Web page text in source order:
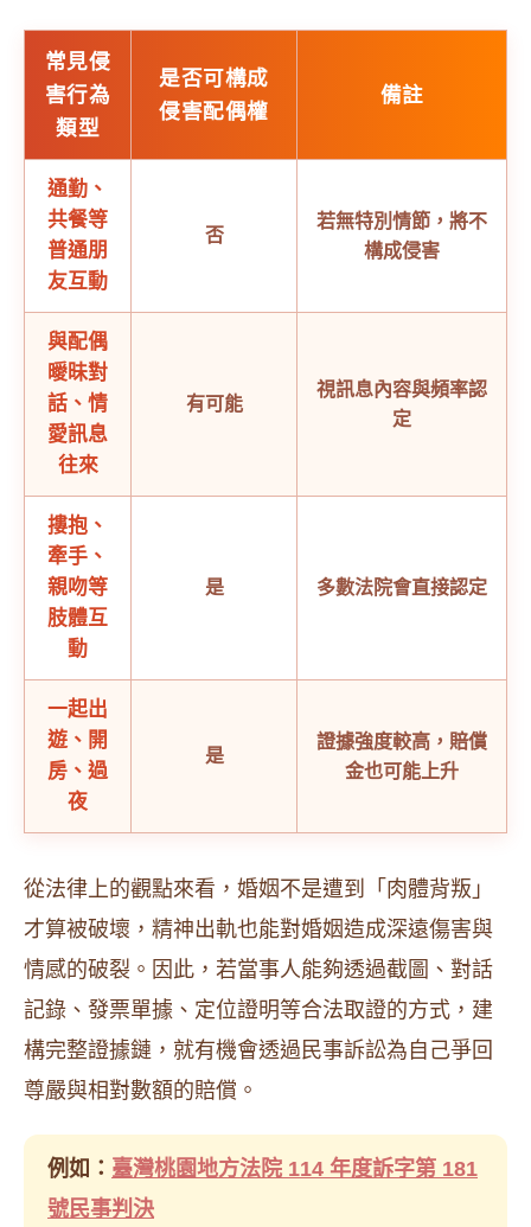
常見侵
害行為
類型
是否可構成
侵害配偶權
備註
通勤、
共餐等
普通朋
友互動
否
若無特別情節，將不
構成侵害
與配偶
曖昧對
話、情
愛訊息
往來
有可能
視訊息內容與頻率認
定
摟抱、
牽手、
親吻等
肢體互
動
是 多數法院會直接認定
一起出
遊、開
房、過
夜
是
證據強度較高，賠償
金也可能上升
從法律上的觀點來看，婚姻不是遭到「肉體背叛」
才算被破壞，精神出軌也能對婚姻造成深遠傷害與
情感的破裂。因此，若當事人能夠透過截圖、對話
記錄、發票單據、定位證明等合法取證的方式，建
構完整證據鏈，就有機會透過民事訴訟為自己爭回
尊嚴與相對數額的賠償。
例如： 臺灣桃園地方法院 114 年度訴字第 181
號民事判決